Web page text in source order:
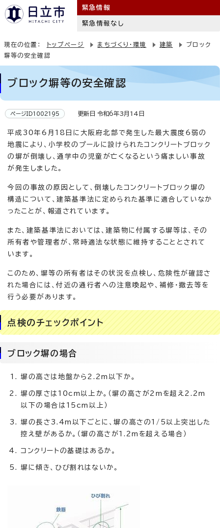
緊急情報
緊急情報なし
現在の位置： トップページ まちづくり・環境 建築
ブロック
塀等の安全確認
ブロック塀等の安全確認
ページID1002195 更新日 令和6年3月14日
平成30年6月18日に大阪府北部で発生した最大震度6弱の
地震により、小学校のプールに設けられたコンクリートブロック
の塀が倒壊し、通学中の児童が亡くなるという痛ましい事故
が発生しました。
今回の事故の原因として、倒壊したコンクリートブロック塀の
構造について、建築基準法に定められた基準に適合していなか
ったことが、報道されています。
また、建築基準法においては、建築物に付属する塀等は、その
所有者や管理者が、常時適法な状態に維持することとされて
います。
このため、塀等の所有者はその状況を点検し、危険性が確認さ
れた場合には、付近の通行者への注意喚起や、補修・撤去等を
行う必要があります。
点検のチェックポイント
ブロック塀の場合
塀の高さは地盤から2.2m以下か。
塀の厚さは10cm以上か。（塀の高さが2mを超え2.2m
以下の場合は15cm以上）
塀の長さ3.4m以下ごとに、塀の高さの1/5以上突出した
控え壁があるか。（塀の高さが1.2mを超える場合）
コンクリートの基礎はあるか。
塀に傾き、ひび割れはないか。